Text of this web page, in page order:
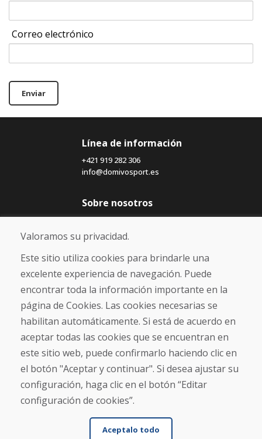
Correo electrónico
Enviar
Línea de información
+421 919 282 306
info@domivosport.es
Sobre nosotros
Blog
Sobre nosotros
Comercio
Contacto
Compra
Tienda electrónica
Envío y pago
NORMAS DE RECLAMACIÓN
Devolución y cambio de mercancías
Política de privacidad
Cookies
Valoramos su privacidad.
Este sitio utiliza cookies para brindarle una
excelente experiencia de navegación. Puede
encontrar toda la información importante en la
página de Cookies. Las cookies necesarias se
habilitan automáticamente. Si está de acuerdo en
aceptar todas las cookies que se encuentran en
este sitio web, puede confirmarlo haciendo clic en
el botón "Aceptar y continuar". Si desea ajustar su
configuración, haga clic en el botón “Editar
configuración de cookies”.
Aceptalo todo